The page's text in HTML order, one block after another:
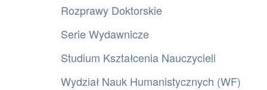
Rozprawy Doktorskie
Serie Wydawnicze
Studium Kształcenia Nauczycieli
Wydział Nauk Humanistycznych (WF)